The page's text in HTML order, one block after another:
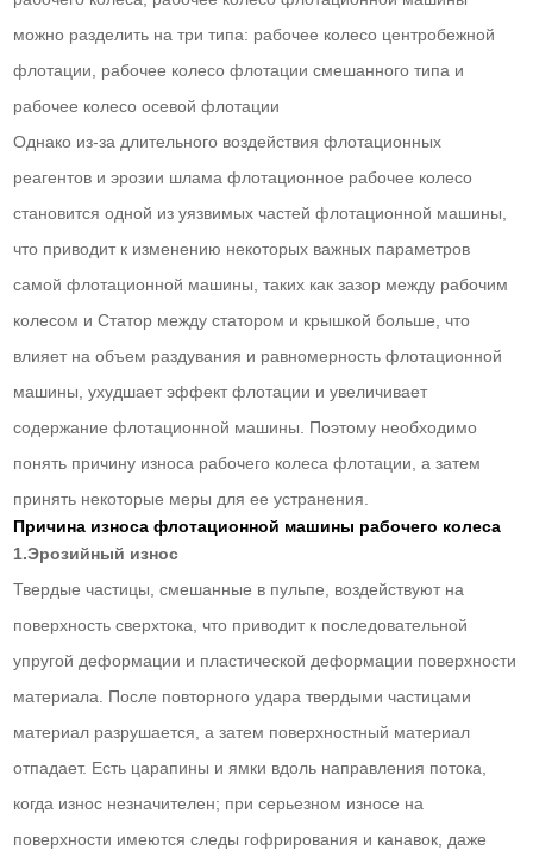
можно разделить на три типа: рабочее колесо центробежной
флотации, рабочее колесо флотации смешанного типа и
рабочее колесо осевой флотации
Однако из-за длительного воздействия флотационных
реагентов и эрозии шлама флотационное рабочее колесо
становится одной из уязвимых частей флотационной машины,
что приводит к изменению некоторых важных параметров
самой флотационной машины, таких как зазор между рабочим
колесом и Статор между статором и крышкой больше, что
влияет на объем раздувания и равномерность флотационной
машины, ухудшает эффект флотации и увеличивает
содержание флотационной машины. Поэтому необходимо
понять причину износа рабочего колеса флотации, а затем
принять некоторые меры для ее устранения.
Причина износа флотационной машины рабочего колеса
1.Эрозийный износ
Твердые частицы, смешанные в пульпе, воздействуют на
поверхность сверхтока, что приводит к последовательной
упругой деформации и пластической деформации поверхности
материала. После повторного удара твердыми частицами
материал разрушается, а затем поверхностный материал
отпадает. Есть царапины и ямки вдоль направления потока,
когда износ незначителен; при серьезном износе на
поверхности имеются следы гофрирования и канавок, даже